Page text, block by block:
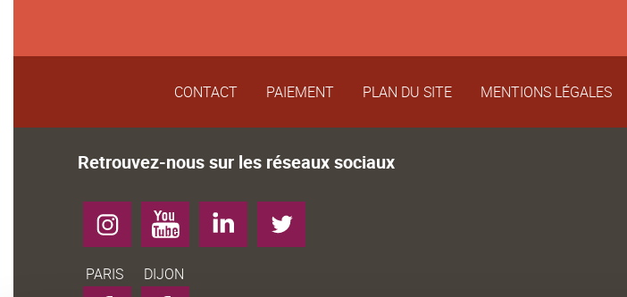
CONTACT PAIEMENT PLAN DU SITE MENTIONS LÉGALES
Retrouvez-nous sur les réseaux sociaux
InstagramYouTube LinkedIn Twitter